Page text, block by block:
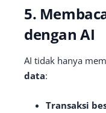
5.
dengan AI
AI tidak hanya
data:
Transaksi